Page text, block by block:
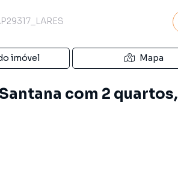
imóvel Mapa
com 2 quartos,